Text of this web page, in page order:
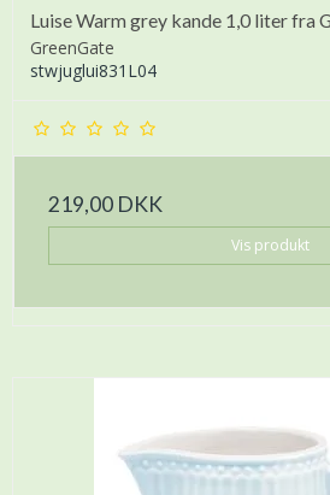
Luise Warm grey kande 1,0 liter fra
GreenGate
stwjuglui831L04
219,00 DKK
Vis produkt